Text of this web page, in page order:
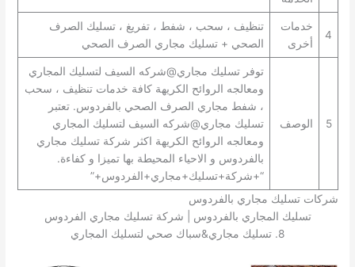
4
خدمات
أخرى
تنظيف ، سحب ، شفط ، تفريغ ، تسليك الصرف
الصحي + تسليك مجاري الصرف الصحي
5 الوصف
توفر تسليك مجاري@شركه السيف لتسليك المجاري
ومعالجه الروائح الكريهة كافة خدمات تنظيف ، سحب
، شفط مجاري الصرف الصحي بالفردوس. تعتبر
تسليك مجاري@شركه السيف لتسليك المجاري
ومعالجه الروائح الكريهة اكثر شركة تسليك مجاري
بالفردوس و الاحياء المحيطة بها تميزا و كفاءة.
“+شركة+تسليك+مجاري+الفردوس+”
شركات تسليك مجاري بالفردوس
تسليك المجاري بالفردوس | شركة تسليك مجاري الفردوس
8. تسليك مجاري&سباك صحي لتسليك المجاري